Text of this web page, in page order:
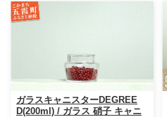
ガラスキャニスターDEGREE
D(200ml) / ガラス 硝子 キャニ